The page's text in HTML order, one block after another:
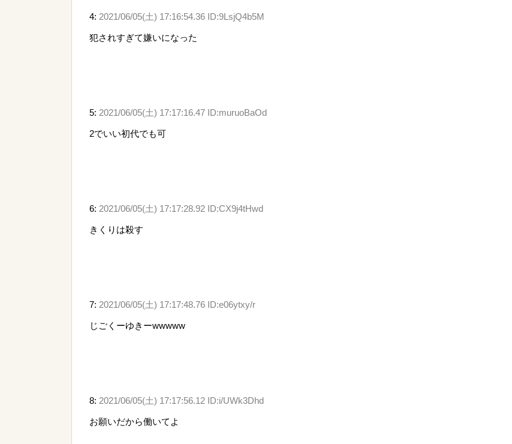
4: 2021/06/05(土) 17:16:54.36 ID:9LsjQ4b5M
犯されすぎて嫌いになった
5: 2021/06/05(土) 17:17:16.47 ID:muruoBaOd
2でいい初代でも可
6: 2021/06/05(土) 17:17:28.92 ID:CX9j4tHwd
きくりは殺す
7: 2021/06/05(土) 17:17:48.76 ID:e06ytxy/r
じごくーゆきーwwwww
8: 2021/06/05(土) 17:17:56.12 ID:i/UWk3Dhd
お願いだから働いてよ